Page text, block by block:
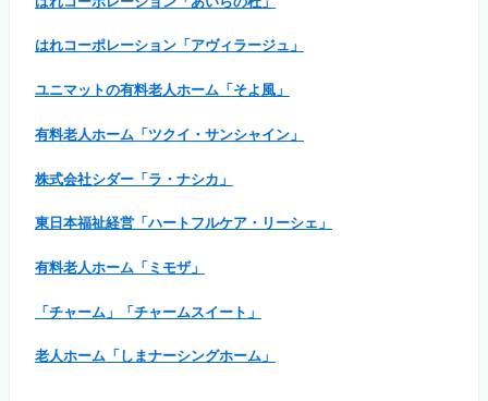
はれコーポレーション「アヴィラージュ」
ユニマットの有料老人ホーム「そよ風」
有料老人ホーム「ツクイ・サンシャイン」
株式会社シダー「ラ・ナシカ」
東日本福祉経営「ハートフルケア・リーシェ」
有料老人ホーム「ミモザ」
「チャーム」「チャームスイート」
老人ホーム「しまナーシングホーム」